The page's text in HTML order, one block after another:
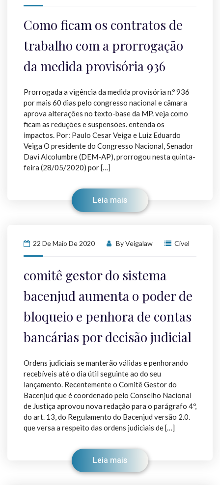
Como ficam os contratos de
trabalho com a prorrogação
da medida provisória 936
Prorrogada a vigência da medida provisória n.º 936
por mais 60 dias pelo congresso nacional e câmara
aprova alterações no texto-base da MP. veja como
ficam as reduções e suspensões. entenda os
impactos. Por: Paulo Cesar Veiga e Luiz Eduardo
Veiga O presidente do Congresso Nacional, Senador
Davi Alcolumbre (DEM-AP), prorrogou nesta quinta-
feira (28/05/2020) por […]
Leia mais
22 De Maio De 2020 ByVeigalaw Cível
comitê gestor do sistema
bacenjud aumenta o poder de
bloqueio e penhora de contas
bancárias por decisão judicial
Ordens judiciais se manterão válidas e penhorando
recebíveis até o dia útil seguinte ao do seu
lançamento. Recentemente o Comitê Gestor do
Bacenjud que é coordenado pelo Conselho Nacional
de Justiça aprovou nova redação para o parágrafo 4º,
do art. 13, do Regulamento do Bacenjud versão 2.0.
que versa a respeito das ordens judiciais de […]
Leia mais